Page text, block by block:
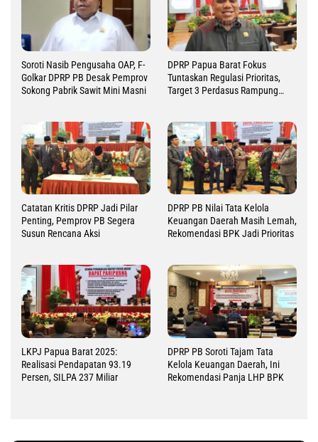
Soroti Nasib Pengusaha OAP, F-
Golkar DPRP PB Desak Pemprov
Sokong Pabrik Sawit Mini Masni
DPRP Papua Barat Fokus
Tuntaskan Regulasi Prioritas,
Target 3 Perdasus Rampung
Catatan Kritis DPRP Jadi Pilar
Penting, Pemprov PB Segera
Susun Rencana Aksi
DPRP PB Nilai Tata Kelola
Keuangan Daerah Masih Lemah,
Rekomendasi BPK Jadi Prioritas
LKPJ Papua Barat 2025:
Realisasi Pendapatan 93.19
Persen, SILPA 237 Miliar
DPRP PB Soroti Tajam Tata
Kelola Keuangan Daerah, Ini
Rekomendasi Panja LHP BPK